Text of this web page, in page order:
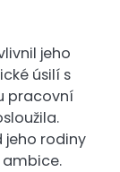
jeho
úsilí s
pracovní
rodiny